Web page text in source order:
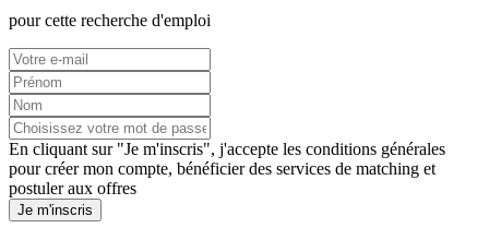
pour cette recherche d'emploi
En cliquant sur "Je m'inscris", j'accepte les conditions générales
pour créer mon compte, bénéficier des services de matching et
postuler aux offres
Je m'inscris